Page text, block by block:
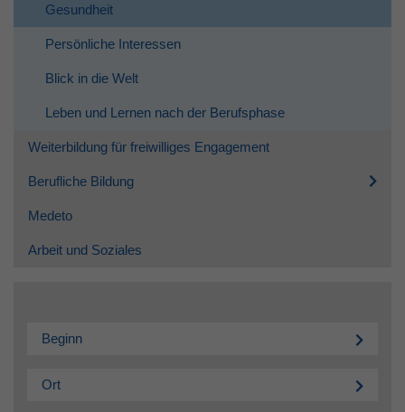
Gesundheit
Persönliche Interessen
Blick in die Welt
Leben und Lernen nach der Berufsphase
Weiterbildung für freiwilliges Engagement
Berufliche Bildung
Medeto
Arbeit und Soziales
Beginn
Ort